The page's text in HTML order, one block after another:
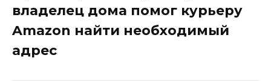
владелец дома помог курьеру
Amazon найти необходимый
адрес